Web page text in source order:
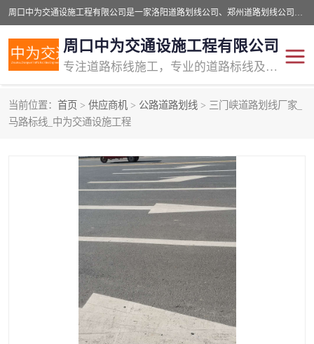
周口中为交通设施工程有限公司是一家洛阳道路划线公司、郑州道路划线公司、平顶山道路车位划线公司、开封车位划线公司、许昌道路车位划线公司、漯河道路车位划线公司，公司始终坚持“诚信、匠心、专注”的宗旨；我们的经营理念是：的服务。
周口中为交通设施工程有限公司
专注道路标线施工，专业的道路标线及交通设施施工服务商!
当前位置： 首页 > 供应商机 > 公路道路划线 > 三门峡道路划线厂家_
马路标线_中为交通设施工程
交通道路标线
道路标线划线 马路标线
道路划线